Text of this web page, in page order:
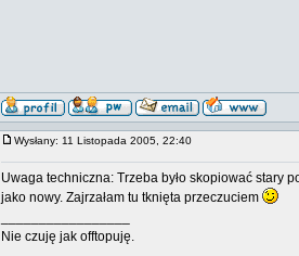
Wysłany: 11 Listopada 2005, 22:40
Uwaga techniczna: Trzeba było skopiować stary
jako nowy. Zajrzałam tu tknięta przeczuciem
Nie czuję jak offtopuję.